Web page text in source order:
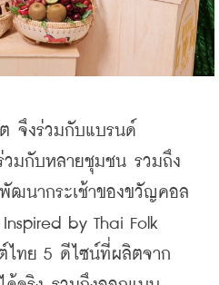
จึงร่วมกับแบรนด์
วมกับหลายชุมชน รวมถึง
ฒนากระเช้าของขวัญคอล
by Thai Folk
ไทย 5 ดีไซน์ที่ผลิตจาก